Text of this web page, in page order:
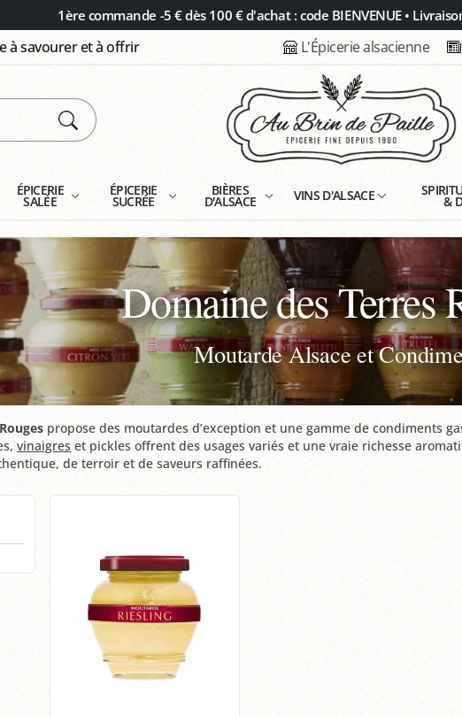
1ère commande -5 € dès 100 € d'achat : code BIENVENUE •
à savourer et à offrir L'Épicerie alsacienne
ÉPICERIE
SALÉE
ÉPICERIE
SUCRÉE
BIÈRES
D'ALSACE VINS D'ALSACE &
Domaine des Terres
Moutarde Alsace et
propose des moutardes d’exception et une gamme de condiments
vinaigres et pickles offrent des usages variés et une vraie richesse
de terroir et de saveurs raffinées.